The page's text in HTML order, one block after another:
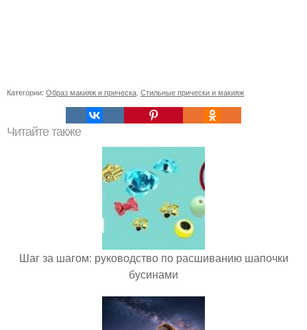
Категории: Образ макияж и прическа Стильные прически и макияж
Читайте также
Шаг за шагом: руководство по расшиванию шапочки
бусинами